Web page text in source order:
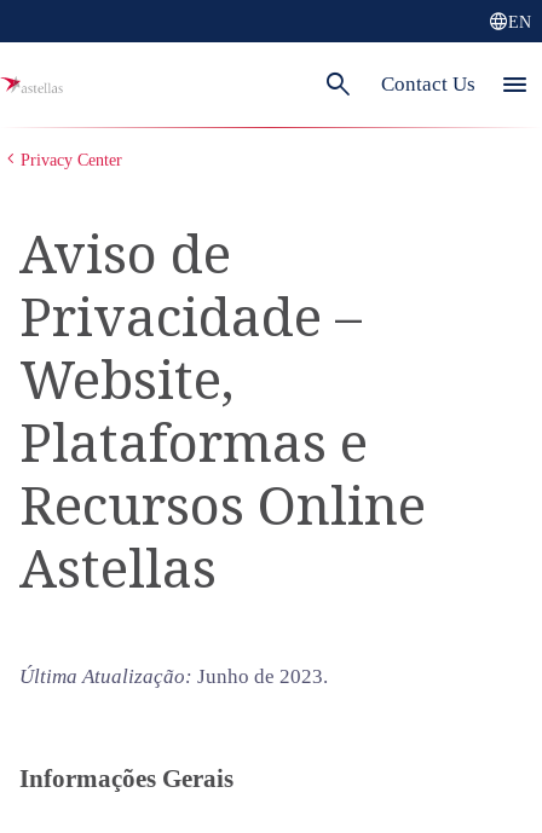
languageEN
search Contact Us menu
Privacy Center
Aviso de
Privacidade –
Website,
Plataformas e
Recursos Online
Astellas
Última Atualização: Junho de 2023.
Informações Gerais